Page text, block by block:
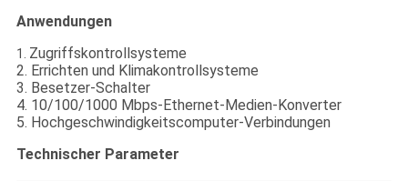
Anwendungen
1. Zugriffskontrollsysteme
2. Errichten und Klimakontrollsysteme
3. Besetzer-Schalter
4. 10/100/1000 Mbps-Ethernet-Medien-Konverter
5. Hochgeschwindigkeitscomputer-Verbindungen
Technischer Parameter